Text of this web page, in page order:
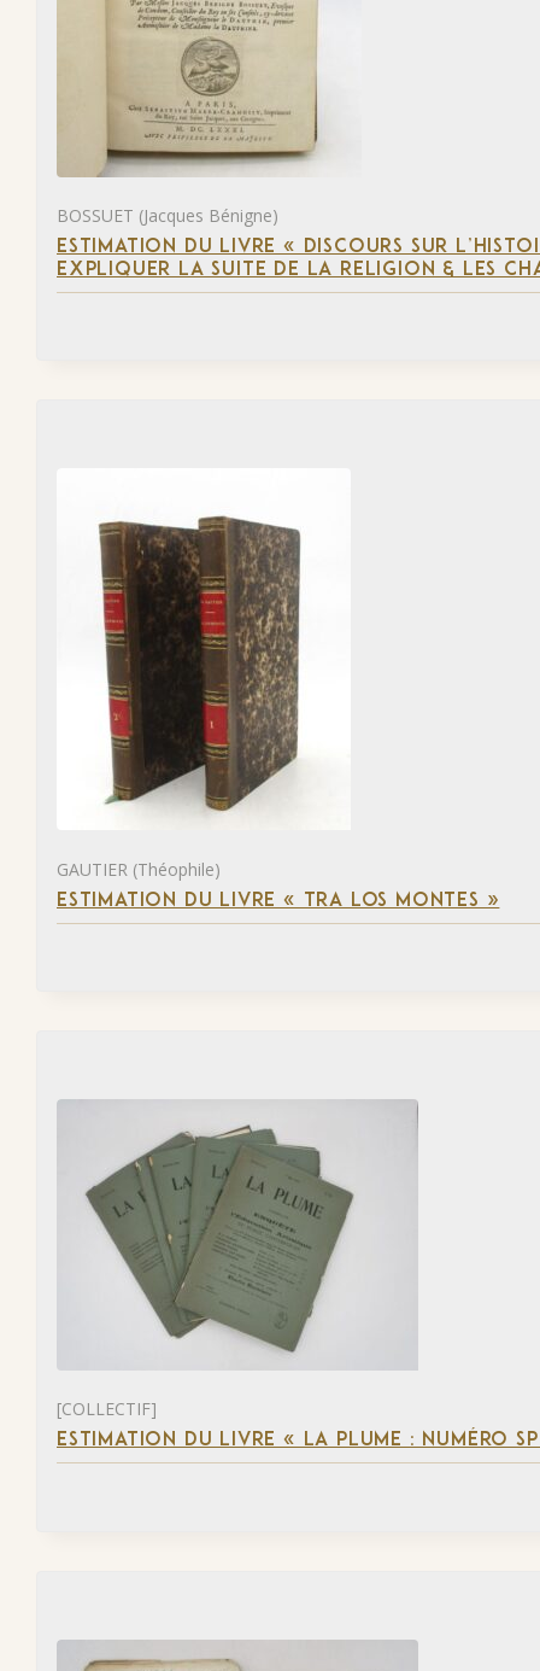
BOSSUET (Jacques Bénigne)
ESTIMATION DU LIVRE « DISCOURS SUR
EXPLIQUER LA SUITE DE LA RELIGION & LES
GAUTIER (Théophile)
ESTIMATION DU LIVRE « TRA LOS MONTES »
[COLLECTIF]
ESTIMATION DU LIVRE « LA PLUME : NUMÉRO